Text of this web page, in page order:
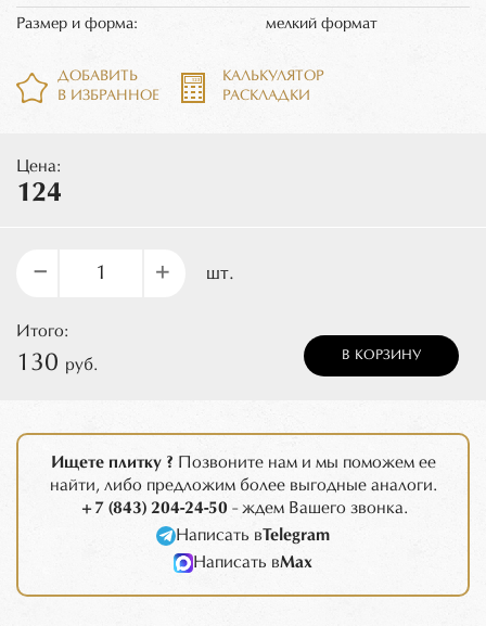
Размер и форма: мелкий формат
ДОБАВИТЬ
В ИЗБРАННОЕ
КАЛЬКУЛЯТОР
РАСКЛАДКИ
Цена:
124
– + шт.
Итого:
130 руб.
В КОРЗИНУ
Ищете плитку ? Позвоните нам и мы поможем ее
найти, либо предложим более выгодные аналоги.
+7 (843) 204-24-50 - ждем Вашего звонка.
Написать вTelegram
Написать вMax